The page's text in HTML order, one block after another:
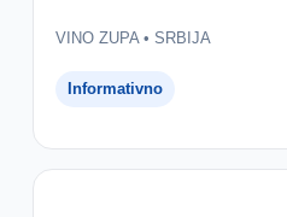
VINO ZUPA • SRBIJA
Informativno